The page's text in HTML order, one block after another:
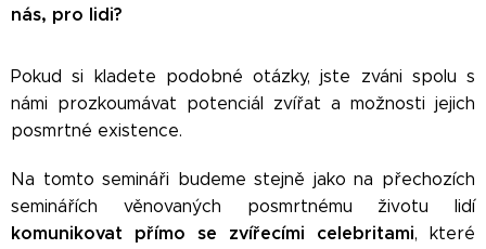
nás, pro lidi?
Pokud si kladete podobné otázky, jste zváni spolu s
námi prozkoumávat potenciál zvířat a možnosti jejich
posmrtné existence.
Na tomto semináři budeme stejně jako na přechozích
seminářích věnovaných posmrtnému životu lidí
komunikovat přímo se zvířecími celebritami, které